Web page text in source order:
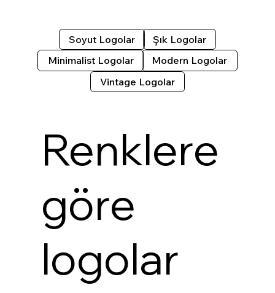
Soyut Logolar
Şık Logolar
Minimalist Logolar
Modern Logolar
Vintage Logolar
Renklere
göre
logolar